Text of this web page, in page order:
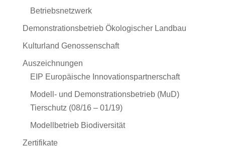
Betriebsnetzwerk
Demonstrationsbetrieb Ökologischer Landbau
Kulturland Genossenschaft
Auszeichnungen
EIP Europäische Innovationspartnerschaft
Modell- und Demonstrationsbetrieb (MuD)
Tierschutz (08/16 – 01/19)
Modellbetrieb Biodiversität
Zertifikate